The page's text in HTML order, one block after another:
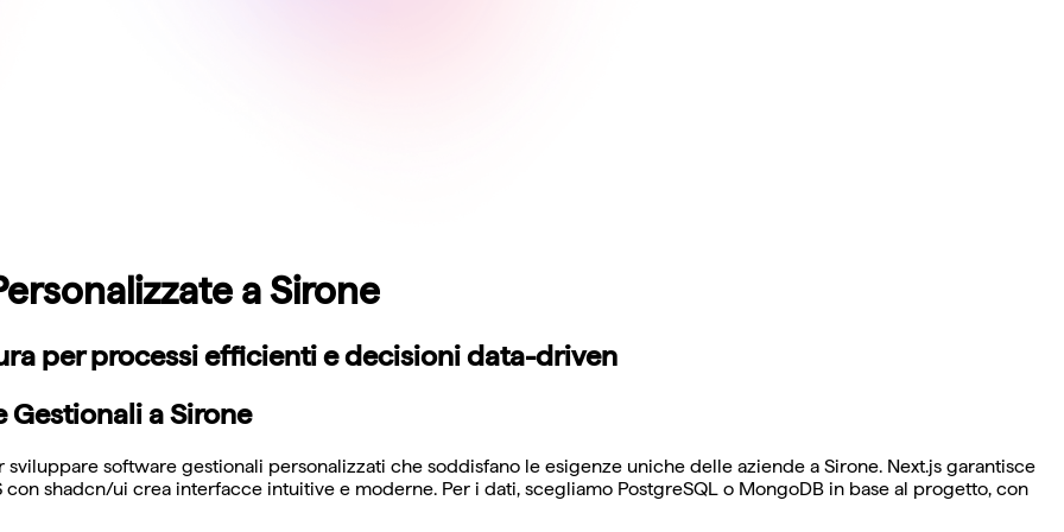
a Sirone
per processi efficienti e decisioni data-driven
Gestionali a Sirone
software gestionali personalizzati che soddisfano le esigenze uniche delle aziende a Sirone. Next.js garantisce
shadcn/ui crea interfacce intuitive e moderne. Per i dati, scegliamo PostgreSQL o MongoDB in base al progetto, con